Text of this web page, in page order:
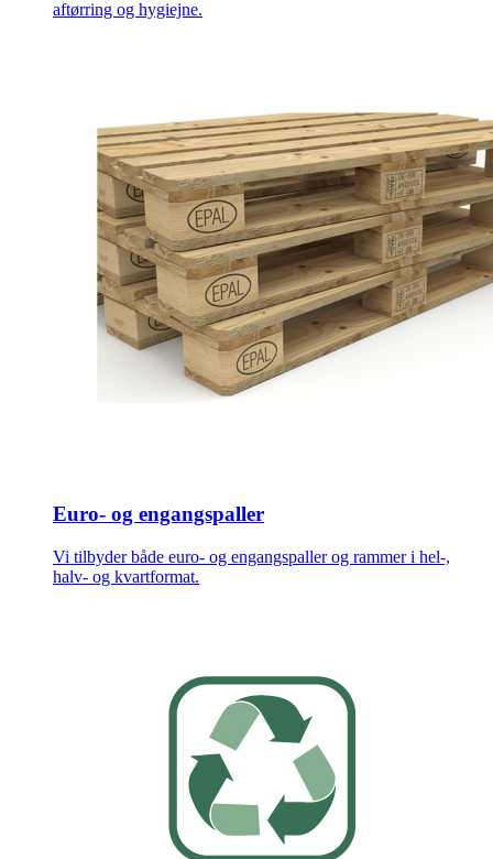
aftørring og hygiejne.
Euro- og engangspaller
Vi tilbyder både euro- og engangspaller og rammer i hel-,
halv- og kvartformat.